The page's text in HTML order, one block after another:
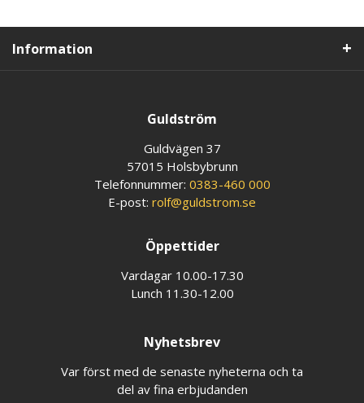
Information
Guldström
Guldvägen 37
57015 Holsbybrunn
Telefonnummer: 0383-460 000
E-post: rolf@guldstrom.se
Öppettider
Vardagar 10.00-17.30
Lunch 11.30-12.00
Nyhetsbrev
Var först med de senaste nyheterna och ta
del av fina erbjudanden